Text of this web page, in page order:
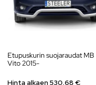
Etupuskurin suojaraudat MB
Vito 2015-
Hinta alkaen530,68 €